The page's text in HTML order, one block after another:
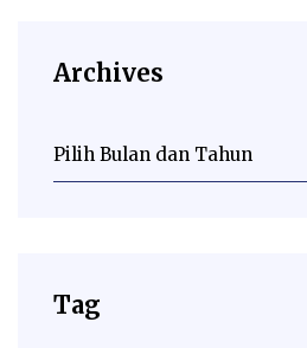
Archives
Tag